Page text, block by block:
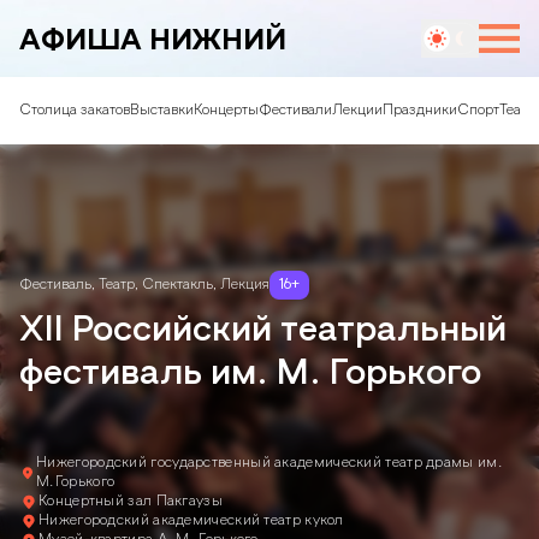
АФИША НИЖНИЙ
Столица закатовВыставкиКонцертыФестивалиЛекции ПраздникиСпорт
Фестиваль, Театр, Спектакль,Лекция 16+
XII Российский театральный
фестиваль им. М. Горького
Нижегородский государственный академический театр драмы им.
М.Горького
Концертный зал Пакгаузы
Нижегородский академический театр кукол